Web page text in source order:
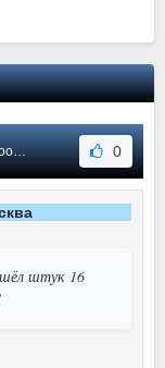
0
штук 16